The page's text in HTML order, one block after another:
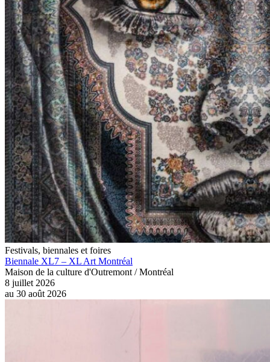
Festivals, biennales et foires
Biennale XL7 – XL Art Montréal
Maison de la culture d'Outremont / Montréal
8 juillet 2026
au 30 août 2026